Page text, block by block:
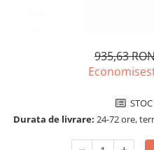
Redresoare auto, moto, barci
935,63
Durata de livrare: 24-72 ore,